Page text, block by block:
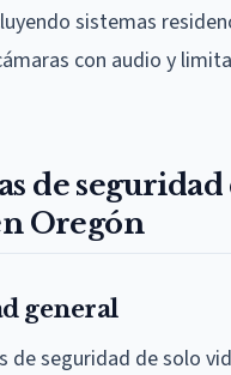
sistemas
con audio y
de seguridad
Oregón
general
de seguridad de solo